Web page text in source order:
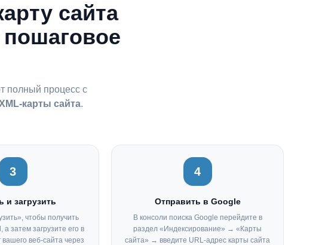
сайта
полный процесс с
карты сайта.
3
и загрузить
чтобы получить
затем загрузите его в
вашего веб-сайта через
4
Отправить в Google
В консоли поиска Google перейдите в
раздел «Индексирование» → «Карты
сайта» → введите URL-адрес карты сайта